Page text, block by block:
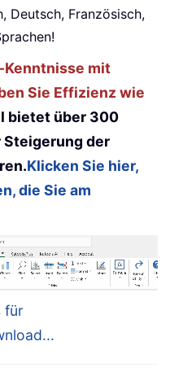
Deutsch, Französisch,
Kenntnisse mit
Sie Effizienz wie
bietet über 300
der
Klicken Sie hier,
die Sie am
für